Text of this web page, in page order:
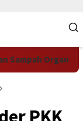
Organik